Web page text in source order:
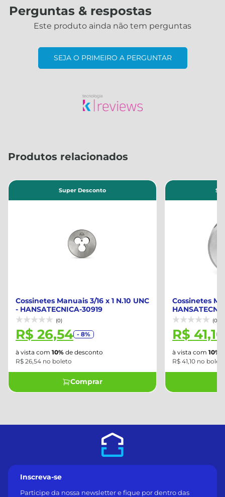
Perguntas & respostas
Este produto ainda não tem perguntas
SEJA O PRIMEIRO A PERGUNTAR
Produtos relacionados
Cossinetes Manuais 3/16 x 1 N.10 UNC
- HANSATECNICA-30919
(0)
R$ 26,54 - 8%
à vista com 10% de desconto
R$ 26,54 no boleto
Super Desconto
Comprar
Cossinetes
(0)
R$ 41,10
à vista com 10%
R$ 41,10 no
Inscreva-se
Participe da nossa newsletter e fique por dentro das